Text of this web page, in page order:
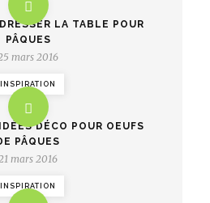
LA TABLE POUR
PÂQUES
mars 2016
INSPIRATION
DÉCO POUR OEUFS
PÂQUES
mars 2016
INSPIRATION